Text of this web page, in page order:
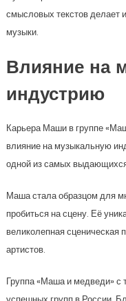
смысловых текстов делает
музыки.
Влияние на
индустрию
Карьера Маши в группе
влияние на музыкальную
одной из самых
Маша стала образцом для
пробиться на сцену. Её
великолепная сценическая
артистов.
Группа «Маша и медведи» с